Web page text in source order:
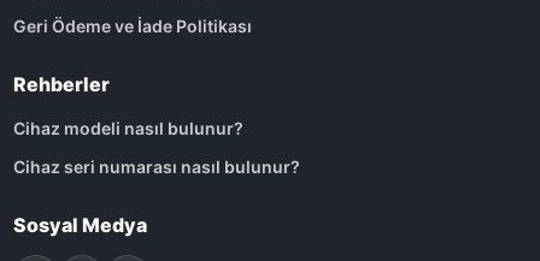
Geri Ödeme ve İade Politikası
Rehberler
Cihaz modeli nasıl bulunur?
Cihaz seri numarası nasıl bulunur?
Sosyal Medya